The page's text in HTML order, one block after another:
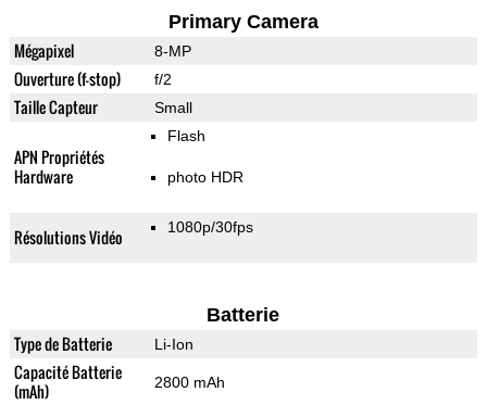
Primary Camera
Mégapixel 8-MP
Ouverture (f-stop) f/2
Taille Capteur Small
APN Propriétés
Hardware
Flash
photo HDR
Résolutions Vidéo 1080p/30fps
Batterie
Type de Batterie Li-Ion
Capacité Batterie
(mAh)
2800 mAh